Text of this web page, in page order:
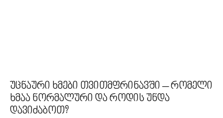
უცნაური ხმები თვითმფრინავში – რომელი
ხმაა ნორმალური და როდის უნდა
დავიძაბოთ?